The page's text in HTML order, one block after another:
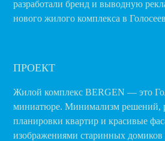
разработали бренд и выводную
нового жилого комплекса в
ПРОЕКТ
Жилой комплекс BERGEN — это
миниатюре. Минимализм решений,
планировки квартир и красивые
изображениями старинных домиков